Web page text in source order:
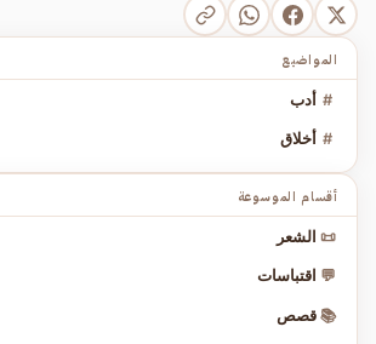
المواضيع
# أدب
# أخلاق
أقسام الموسوعة
📜 الشعر
💬 اقتباسات
📚 قصص